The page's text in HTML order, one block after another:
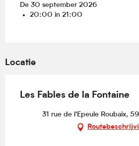
De 30 september 2026
20:00 in 21:00
Locatie
Les Fables de la Fontaine
31 rue de l'Epeule Roubaix,